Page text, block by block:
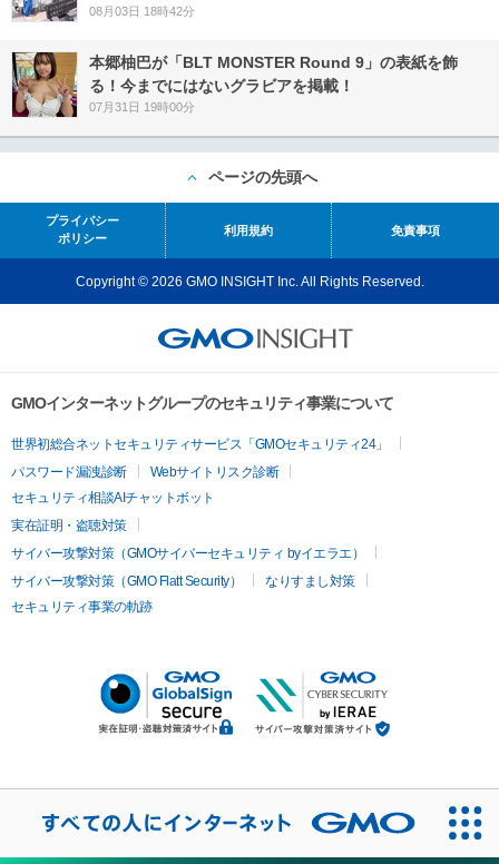
08月03日 18時42分
本郷柚巴が「BLT MONSTER Round 9」の表紙を飾
る！今までにはないグラビアを掲載！
07月31日 19時00分
ページの先頭へ
プライバシー
ポリシー
利用規約 免責事項
Copyright © 2026 GMO INSIGHT Inc. All Rights Reserved.
GMOインターネットグループのセキュリティ事業について
世界初総合ネットセキュリティサービス「GMOセキュリティ24」
パスワード漏洩診断
Webサイトリスク診断
セキュリティ相談AIチャットボット
実在証明・盗聴対策
サイバー攻撃対策（GMOサイバーセキュリティ byイエラエ）
サイバー攻撃対策（GMO Flatt Security）
なりすまし対策
セキュリティ事業の軌跡